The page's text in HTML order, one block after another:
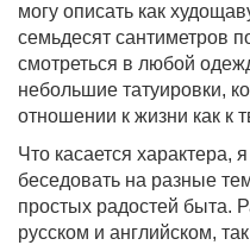
могу описать как
семьдесят сантиметров
смотреться в любой
небольшие татуировки,
отношении к жизни как к
Что касается
беседовать на разные
простых радостей быта.
русском и английском,